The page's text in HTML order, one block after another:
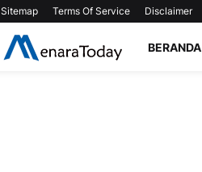
Sitemap Terms Of Service Disclaimer
BERANDA